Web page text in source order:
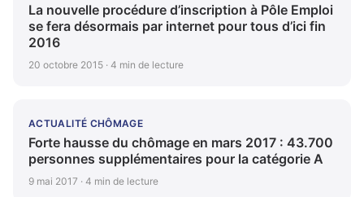
La nouvelle procédure d’inscription à Pôle Emploi
se fera désormais par internet pour tous d’ici fin
2016
20 octobre 2015 · 4 min de lecture
ACTUALITÉ CHÔMAGE
Forte hausse du chômage en mars 2017 : 43.700
personnes supplémentaires pour la catégorie A
9 mai 2017 · 4 min de lecture